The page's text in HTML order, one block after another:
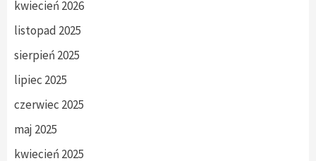
kwiecień 2026
listopad 2025
sierpień 2025
lipiec 2025
czerwiec 2025
maj 2025
kwiecień 2025